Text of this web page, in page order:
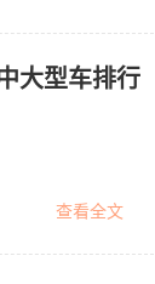
大型车排行
查看全文